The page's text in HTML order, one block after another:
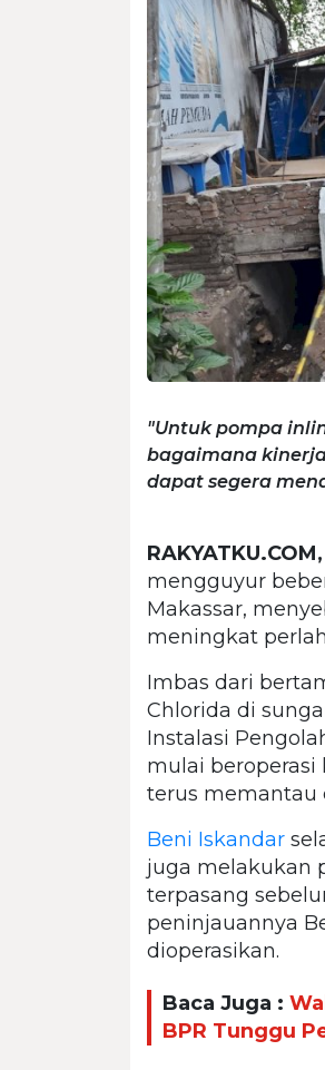
"Untuk pompa
bagaimana
dapat segera
mengguyur
Makassar,
meningkat
Imbas dari
Chlorida di
Instalasi
mulai
terus memantau
Beni Iskandar
juga melakukan
terpasang
peninjauannya
dioperasikan.
Baca Juga :
BPR Tunggu